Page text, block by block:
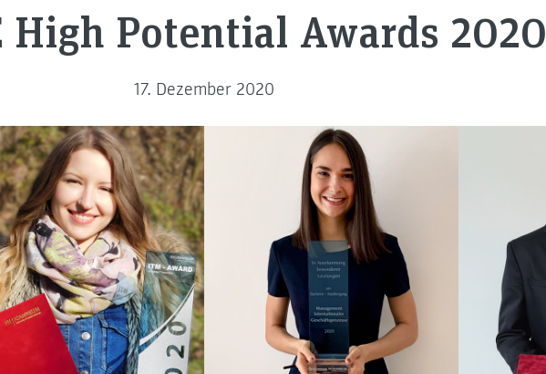
High Potential Awards 2020
17. Dezember 2020